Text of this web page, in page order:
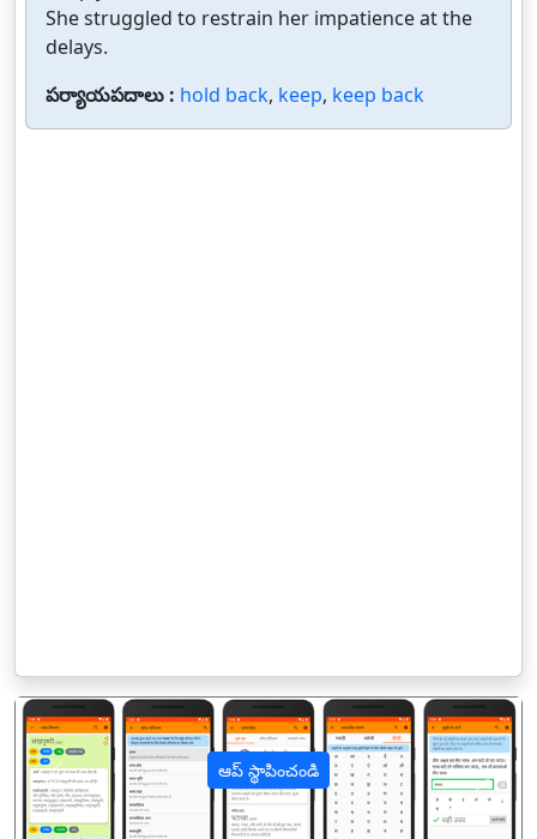
She struggled to restrain her impatience at the
delays.
పర్యాయపదాలు : hold back, keep, keep back
ఆప్ స్థాపించండి
पिछला